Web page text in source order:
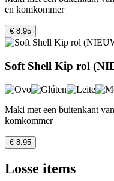
en komkommer
€ 8.95
Soft Shell Kip rol
Maki met een buitenkant
komkommer
€ 8.95
Losse items